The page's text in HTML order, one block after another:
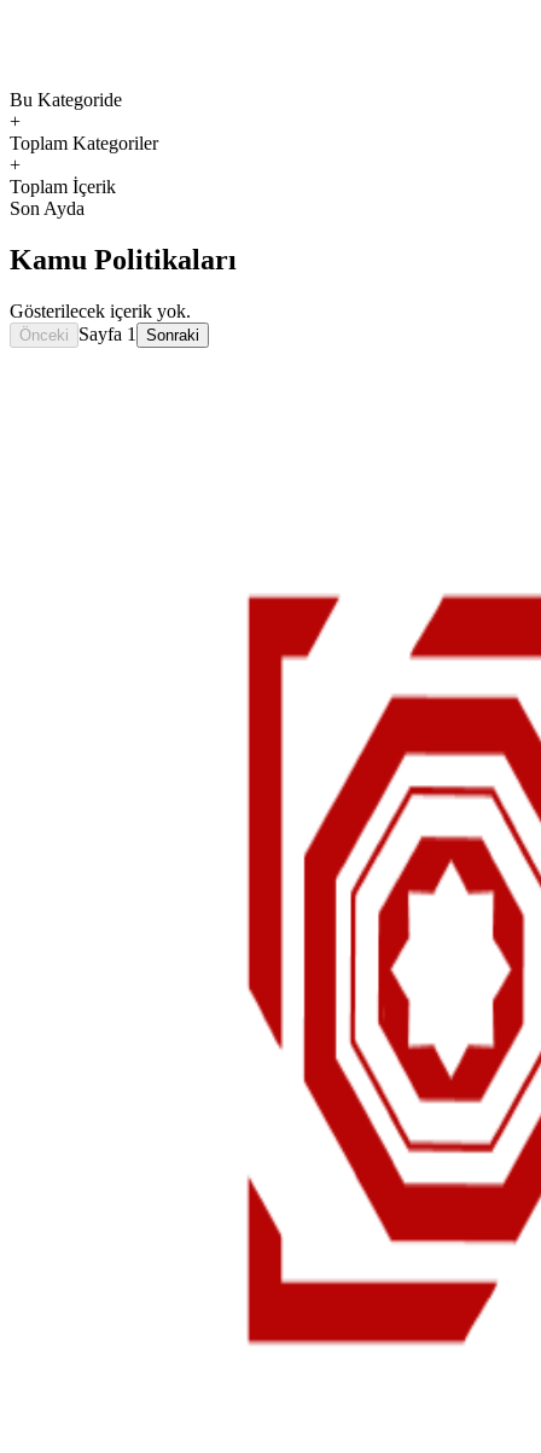
Bu Kategoride
+
Toplam Kategoriler
+
Toplam İçerik
Son Ayda
Kamu Politikaları
Gösterilecek içerik yok.
Önceki Sayfa 1 Sonraki